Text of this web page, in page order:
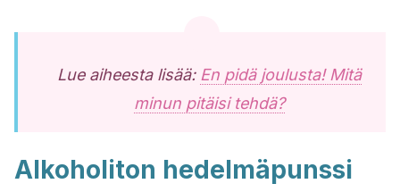
Lue aiheesta lisää: En pidä joulusta! Mitä
minun pitäisi tehdä?
Alkoholiton hedelmäpunssi